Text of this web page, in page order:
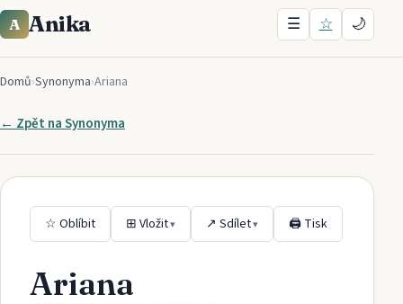
A Anika ☰ ☆ 🌙
Domů›Synonyma›Ariana
← Zpět naSynonyma
☆ Oblíbit ⊞ Vložit▾ ↗ Sdílet▾ 🖨 Tisk
Ariana